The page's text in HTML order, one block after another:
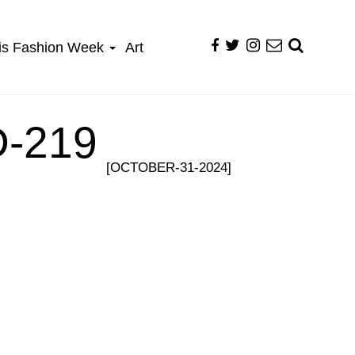
Fashion Week Art
219
[OCTOBER-31-2024]